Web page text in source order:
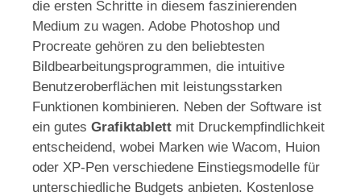
die ersten Schritte in diesem faszinierenden
Medium zu wagen. Adobe Photoshop und
Procreate gehören zu den beliebtesten
Bildbearbeitungsprogrammen, die intuitive
Benutzeroberflächen mit leistungsstarken
Funktionen kombinieren. Neben der Software ist
ein gutes Grafiktablett mit Druckempfindlichkeit
entscheidend, wobei Marken wie Wacom, Huion
oder XP-Pen verschiedene Einstiegsmodelle für
unterschiedliche Budgets anbieten. Kostenlose